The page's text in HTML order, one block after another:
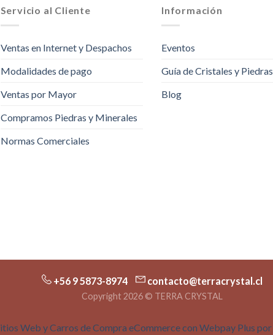
Servicio al Cliente
Ventas en Internet y Despachos
Modalidades de pago
Ventas por Mayor
Compramos Piedras y Minerales
Normas Comerciales
Información
Eventos
Guía de Cristales y Piedras
Blog
+56 9 5873-8974 contacto@terracrystal.cl
Copyright 2026 © TERRA CRYSTAL